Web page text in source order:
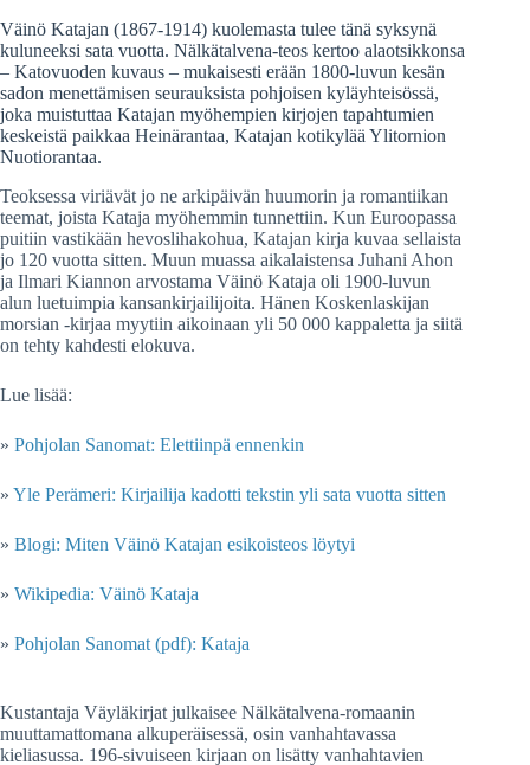
Väinö Katajan (1867-1914) kuolemasta tulee tänä syksynä
kuluneeksi sata vuotta. Nälkätalvena-teos kertoo alaotsikkonsa
– Katovuoden kuvaus – mukaisesti erään 1800-luvun kesän
sadon menettämisen seurauksista pohjoisen kyläyhteisössä,
joka muistuttaa Katajan myöhempien kirjojen tapahtumien
keskeistä paikkaa Heinärantaa, Katajan kotikylää Ylitornion
Nuotiorantaa.
Teoksessa viriävät jo ne arkipäivän huumorin ja romantiikan
teemat, joista Kataja myöhemmin tunnettiin. Kun Euroopassa
puitiin vastikään hevoslihakohua, Katajan kirja kuvaa sellaista
jo 120 vuotta sitten. Muun muassa aikalaistensa Juhani Ahon
ja Ilmari Kiannon arvostama Väinö Kataja oli 1900-luvun
alun luetuimpia kansankirjailijoita. Hänen Koskenlaskijan
morsian -kirjaa myytiin aikoinaan yli 50 000 kappaletta ja siitä
on tehty kahdesti elokuva.
Lue lisää:
» Pohjolan Sanomat: Elettiinpä ennenkin
» Yle Perämeri: Kirjailija kadotti tekstin yli sata vuotta sitten
» Blogi: Miten Väinö Katajan esikoisteos löytyi
» Wikipedia: Väinö Kataja
» Pohjolan Sanomat (pdf): Kataja
Kustantaja Väyläkirjat julkaisee Nälkätalvena-romaanin
muuttamattomana alkuperäisessä, osin vanhahtavassa
kieliasussa. 196-sivuiseen kirjaan on lisätty vanhahtavien